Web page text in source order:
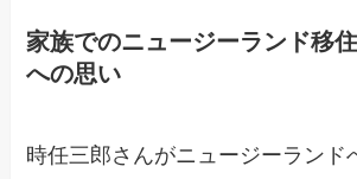
家族でのニュージーランド移
への思い
時任三郎さんがニュージーランド